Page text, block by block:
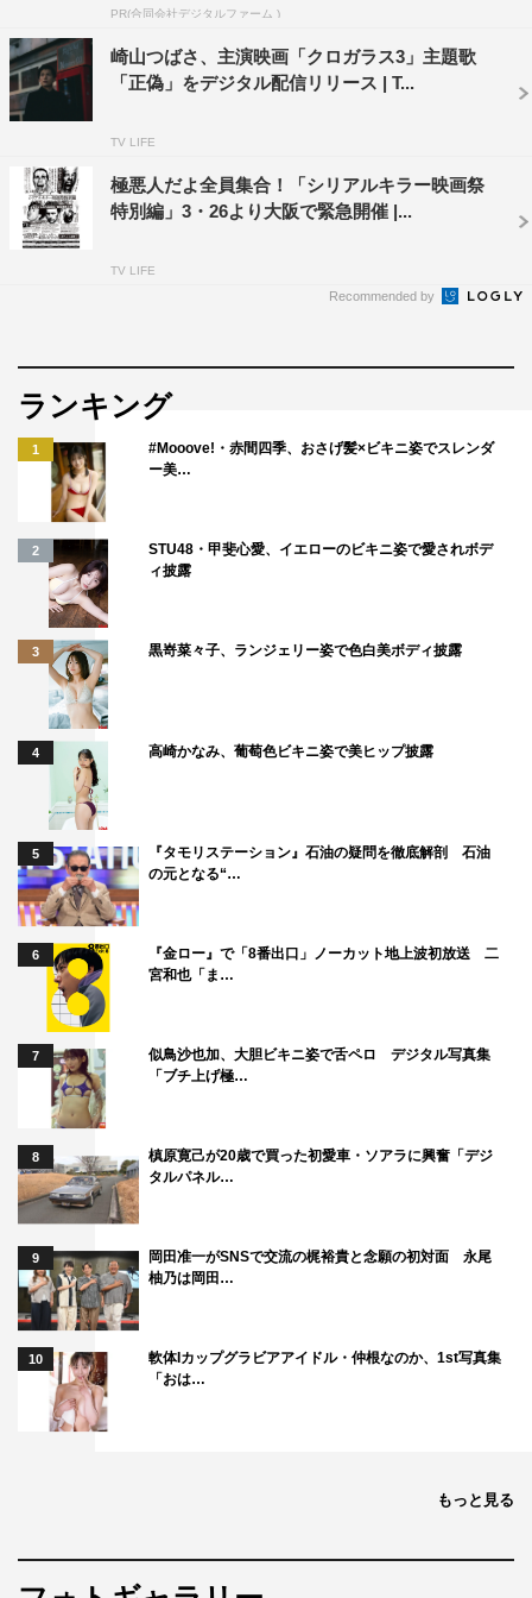
©エイベックス・ピクチャーズ
崎山つばさ 最上もが 植田圭輔
PR(合同会社デジタルファーム )
崎山つばさ、主演映画「クロガラス3」主題歌
「正偽」をデジタル配信リリース | T...
TV LIFE
極悪人だよ全員集合！「シリアルキラー映画祭
特別編」3・26より大阪で緊急開催 |...
TV LIFE
Recommended by
ランキング
1
#Mooove!・赤間四季、おさげ髪×ビキニ姿でスレンダ
ー美…
2
STU48・甲斐心愛、イエローのビキニ姿で愛されボデ
ィ披露
3 黒嵜菜々子、ランジェリー姿で色白美ボディ披露
4 高崎かなみ、葡萄色ビキニ姿で美ヒップ披露
5
『タモリステーション』石油の疑問を徹底解剖 石油
の元となる“…
6
『金ロー』で「8番出口」ノーカット地上波初放送 二
宮和也「ま…
7
似鳥沙也加、大胆ビキニ姿で舌ペロ デジタル写真集
「ブチ上げ極…
8
槙原寛己が20歳で買った初愛車・ソアラに興奮「デジ
タルパネル…
9
岡田准一がSNSで交流の梶裕貴と念願の初対面 永尾
柚乃は岡田…
10
軟体Iカップグラビアアイドル・仲根なのか、1st写真集
「おは…
もっと見る